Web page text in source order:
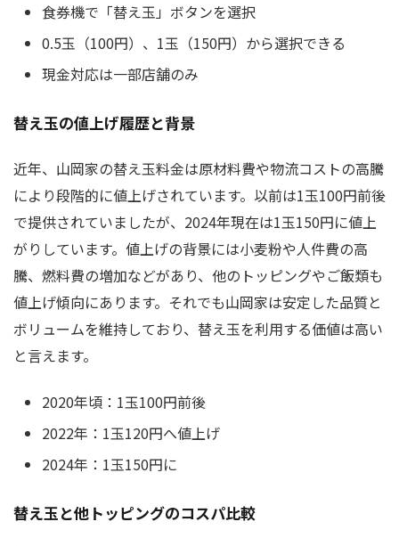
食券機で「替え玉」ボタンを選択
0.5玉（100円）、1玉（150円）から選択できる
現金対応は一部店舗のみ
替え玉の値上げ履歴と背景
近年、山岡家の替え玉料金は原材料費や物流コストの高騰
により段階的に値上げされています。以前は1玉100円前後
で提供されていましたが、2024年現在は1玉150円に値上
がりしています。値上げの背景には小麦粉や人件費の高
騰、燃料費の増加などがあり、他のトッピングやご飯類も
値上げ傾向にあります。それでも山岡家は安定した品質と
ボリュームを維持しており、替え玉を利用する価値は高い
と言えます。
2020年頃：1玉100円前後
2022年：1玉120円へ値上げ
2024年：1玉150円に
替え玉と他トッピングのコスパ比較